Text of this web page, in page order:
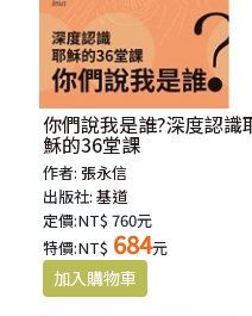
你們說我是誰?深度認識
穌的36堂課
作者:張永信
出版社:基道
定價:NT$ 760元
特價:NT$ 684元